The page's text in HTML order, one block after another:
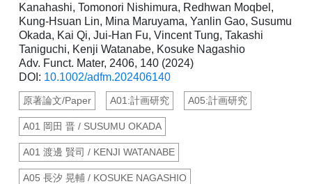
Kanahashi, Tomonori Nishimura, Redhwan Moqbel,
Kung-Hsuan Lin, Mina Maruyama, Yanlin Gao, Susumu
Okada, Kai Qi, Jui-Han Fu, Vincent Tung, Takashi
Taniguchi, Kenji Watanabe, Kosuke Nagashio
Adv. Funct. Mater, 2406, 140 (2024)
DOI: 10.1002/adfm.202406140
原著論文/Paper A01:計画研究 A05:計画研究
A01 岡田 晋 / SUSUMU OKADA
A01 渡邊 賢司 / KENJI WATANABE
A05 長汐 晃輔 / KOSUKE NAGASHIO